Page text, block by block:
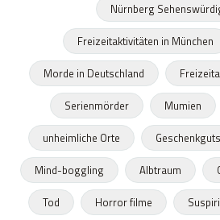
Nürnberg
Freizeitaktivitäten in München
Morde in Deutschland
Serienmörder
Mumien
unheimliche Orte
Mind-boggling
Albtraum
Tod
Horror filme